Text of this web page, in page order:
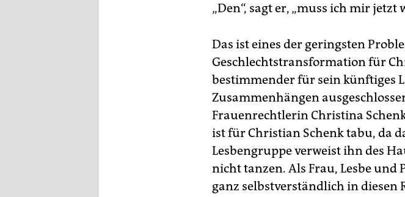
„Den“, sagt er, „muss ich mir jetzt
Das ist eines der geringsten
Geschlechtstransformation für
bestimmender für sein künftiges
Zusammenhängen
Frauenrechtlerin Christina
ist für Christian Schenk tabu, da
Lesbengruppe verweist ihn des
nicht tanzen. Als Frau, Lesbe
ganz selbstverständlich in diesen